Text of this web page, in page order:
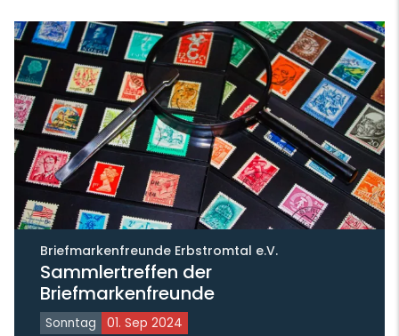
Briefmarkenfreunde Erbstromtal e.V.
Sammlertreffen der
Briefmarkenfreunde
Sonntag 01. Sep 2024